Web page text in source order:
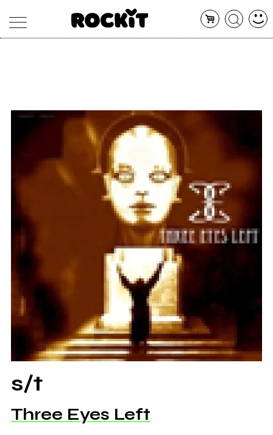
ARTISTI
CONCERTI
SHOP
RADIO
s/t
Three Eyes Left